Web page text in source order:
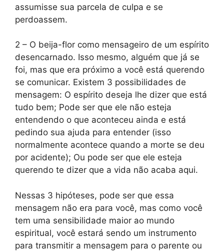
assumisse sua parcela de culpa e se
perdoassem.
2 – O beija-flor como mensageiro de um espírito
desencarnado. Isso mesmo, alguém que já se
foi, mas que era próximo a você está querendo
se comunicar. Existem 3 possibilidades de
mensagem: O espírito deseja lhe dizer que está
tudo bem; Pode ser que ele não esteja
entendendo o que aconteceu ainda e está
pedindo sua ajuda para entender (isso
normalmente acontece quando a morte se deu
por acidente); Ou pode ser que ele esteja
querendo te dizer que a vida não acaba aqui.
Nessas 3 hipóteses, pode ser que essa
mensagem não era para você, mas como você
tem uma sensibilidade maior ao mundo
espiritual, você estará sendo um instrumento
para transmitir a mensagem para o parente ou